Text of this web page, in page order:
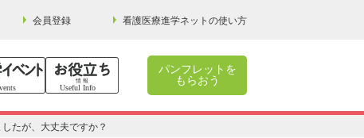
会員登録 看護医療進学ネットの使い方
パンフレットを
もらおう
たが、大丈夫ですか？